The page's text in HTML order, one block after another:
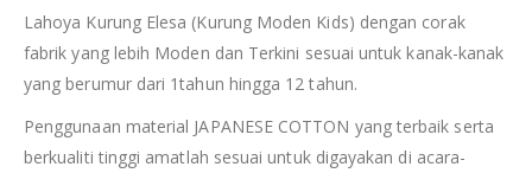
Lahoya Kurung Elesa (Kurung Moden Kids) dengan corak
fabrik yang lebih Moden dan Terkini sesuai untuk kanak-kanak
yang berumur dari 1tahun hingga 12 tahun.
Penggunaan material JAPANESE COTTON yang terbaik serta
berkualiti tinggi amatlah sesuai untuk digayakan di acara-